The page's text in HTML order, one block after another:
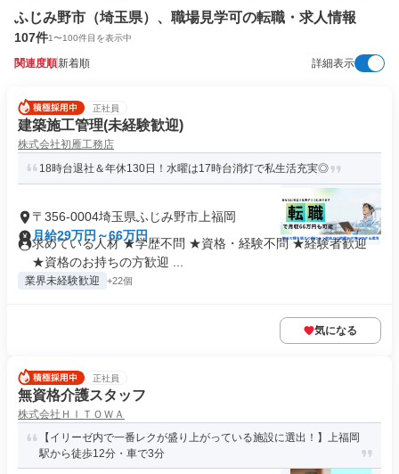
ふじみ野市（埼玉県）、職場見学可の転職・求人情報
107件1〜100件目を表示中
関連度順新着順 詳細表示
正社員
建築施工管理(未経験歓迎)
株式会社初雁工務店
18時台退社＆年休130日！水曜は17時台消灯で私生活充実◎
〒356-0004埼玉県ふじみ野市上福岡
月給29万円～66万円
求めている人材 ★学歴不問 ★資格・経験不問 ★経験者歓迎
★資格のお持ちの方歓迎 ...
業界未経験歓迎 +22個
気になる
正社員
無資格介護スタッフ
株式会社ＨＩＴＯＷＡ
【イリーゼ内で一番レクが盛り上がっている施設に選出！】上福岡
駅から徒歩12分・車で3分